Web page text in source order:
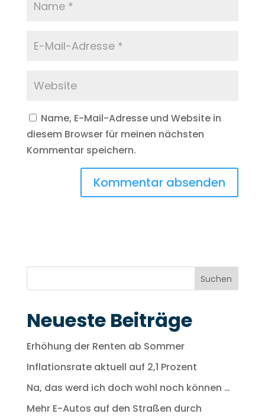
Name, E-Mail-Adresse und Website in
diesem Browser für meinen nächsten
Kommentar speichern.
Suchen
Neueste Beiträge
Erhöhung der Renten ab Sommer
Inflationsrate aktuell auf 2,1 Prozent
Na, das werd ich doch wohl noch können …
Mehr E-Autos auf den Straßen durch